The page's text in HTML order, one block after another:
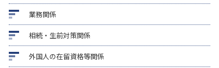
業務関係
相続・生前対策関係
外国人の在留資格等関係